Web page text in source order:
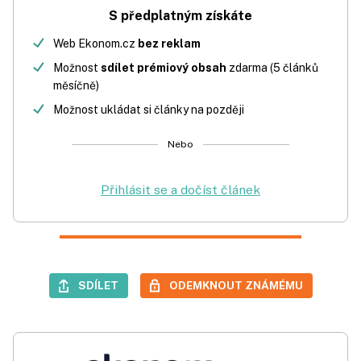
S předplatným získáte
Web Ekonom.cz bez reklam
Možnost sdílet prémiový obsah zdarma (5 článků
měsíčně)
Možnost ukládat si články na později
Nebo
Přihlásit se a dočíst článek
SDÍLET ODEMKNOUT ZNÁMÉMU